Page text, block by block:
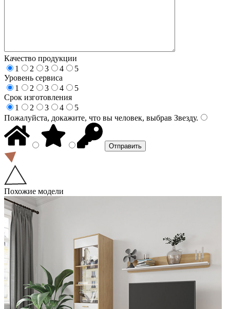
Качество продукции
1
2 3 4
5
Уровень сервиса
1
2 3 4
5
Срок изготовления
1
2 3 4
5
Пожалуйста, докажите, что вы человек, выбрав Звезду.
Похожие модели